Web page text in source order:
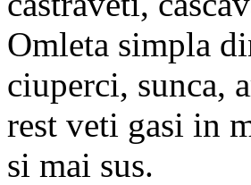
Omleta simpla
ciuperci, sunca,
rest veti gasi in
si mai sus.